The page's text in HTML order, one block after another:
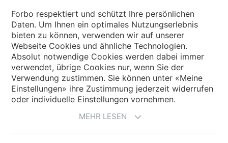
Land auswählen
Land auswählen
Forbo respektiert und schützt Ihre persönlichen
Daten. Um Ihnen ein optimales Nutzungserlebnis
bieten zu können, verwenden wir auf unserer
Webseite Cookies und ähnliche Technologien.
Absolut notwendige Cookies werden dabei immer
verwendet, übrige Cookies nur, wenn Sie der
Verwendung zustimmen. Sie können unter «Meine
Einstellungen» ihre Zustimmung jederzeit widerrufen
oder individuelle Einstellungen vornehmen.
MEHR LESEN